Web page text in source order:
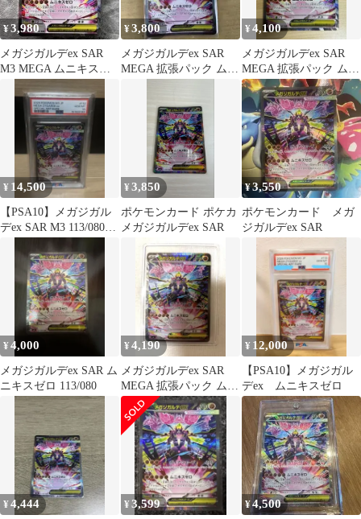
¥3,980
メガジガルデex SAR
M3 MEGA ムニキスゼ
¥3,800
メガジガルデex SAR
MEGA 拡張パック ムニ
¥4,100
メガジガルデex SAR
MEGA 拡張パック ムニ
キスゼロ キラ 113/0…
¥ 14,500
【PSA10】メガジガル
デex SAR M3 113/080
ムニキスゼロ
¥3,850
ポケモンカード ポケカ
メガジガルデex SAR
¥3,550
ポケモンカード メガ
ジガルデex SAR
¥4,000
メガジガルデex SAR ム
ニキスゼロ 113/080
¥4,190
メガジガルデex SAR
MEGA 拡張パック ムニ
キスゼロ キラ 113/0…
¥ 12,000
【PSA10】メガジガル
デex ムニキスゼロ
¥4,444 ¥3,599 ¥4,500